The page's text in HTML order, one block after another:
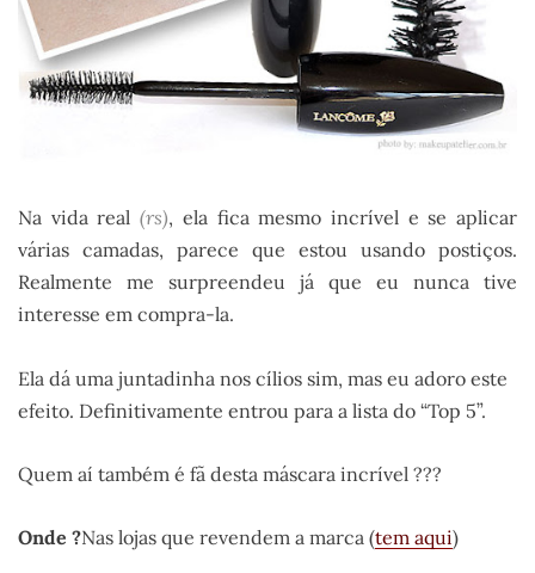
Na vida real(rs), ela fica mesmo incrível e se aplicar
várias camadas, parece que estou usando postiços.
Realmente me surpreendeu já que eu nunca tive
interesse em compra-la.
Ela dá uma juntadinha nos cílios sim, mas eu adoro este
efeito. Definitivamente entrou para a lista do “Top 5”.
Quem aí também é fã desta máscara incrível ???
Onde ?Nas lojas que revendem a marca (tem aqui)